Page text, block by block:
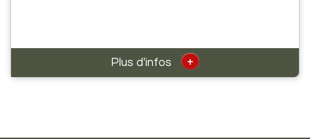
Plus d'infos +